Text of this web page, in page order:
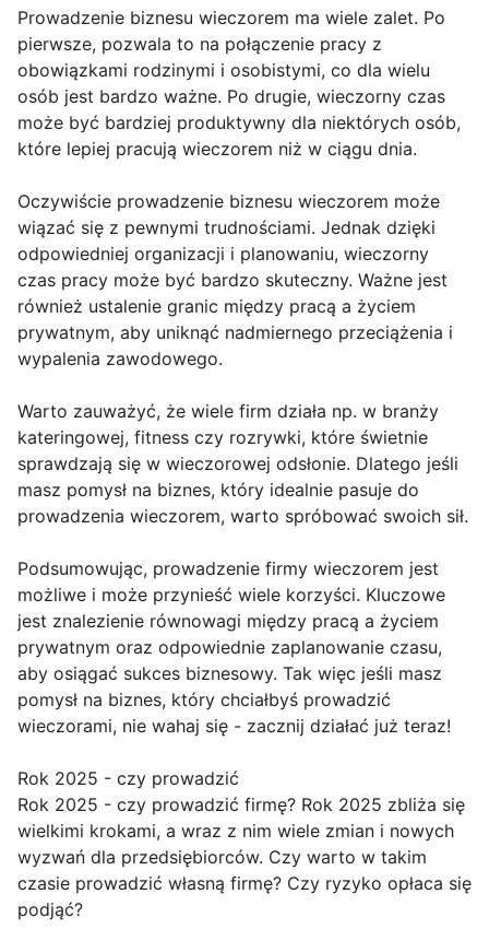
Prowadzenie biznesu wieczorem ma wiele zalet. Po
pierwsze, pozwala to na połączenie pracy z
obowiązkami rodzinymi i osobistymi, co dla wielu
osób jest bardzo ważne. Po drugie, wieczorny czas
może być bardziej produktywny dla niektórych osób,
które lepiej pracują wieczorem niż w ciągu dnia.
Oczywiście prowadzenie biznesu wieczorem może
wiązać się z pewnymi trudnościami. Jednak dzięki
odpowiedniej organizacji i planowaniu, wieczorny
czas pracy może być bardzo skuteczny. Ważne jest
również ustalenie granic między pracą a życiem
prywatnym, aby uniknąć nadmiernego przeciążenia i
wypalenia zawodowego.
Warto zauważyć, że wiele firm działa np. w branży
kateringowej, fitness czy rozrywki, które świetnie
sprawdzają się w wieczorowej odsłonie. Dlatego jeśli
masz pomysł na biznes, który idealnie pasuje do
prowadzenia wieczorem, warto spróbować swoich sił.
Podsumowując, prowadzenie firmy wieczorem jest
możliwe i może przynieść wiele korzyści. Kluczowe
jest znalezienie równowagi między pracą a życiem
prywatnym oraz odpowiednie zaplanowanie czasu,
aby osiągać sukces biznesowy. Tak więc jeśli masz
pomysł na biznes, który chciałbyś prowadzić
wieczorami, nie wahaj się - zacznij działać już teraz!
Rok 2025 - czy prowadzić
Rok 2025 - czy prowadzić firmę? Rok 2025 zbliża się
wielkimi krokami, a wraz z nim wiele zmian i nowych
wyzwań dla przedsiębiorców. Czy warto w takim
czasie prowadzić własną firmę? Czy ryzyko opłaca się
podjąć?